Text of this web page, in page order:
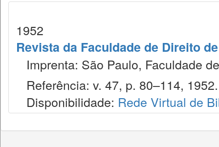
1952
Revista da Faculdade de Direito
Imprenta: São Paulo, Faculdade
Referência: v. 47, p. 80–114, 1952.
Disponibilidade: Rede Virtual de